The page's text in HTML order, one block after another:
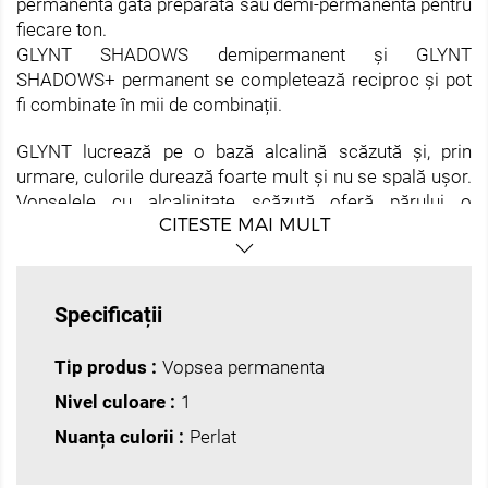
permanentă gata preparată sau demi-permanentă pentru
fiecare ton.
GLYNT SHADOWS demipermanent și GLYNT
SHADOWS+ permanent se completează reciproc și pot
fi combinate în mii de combinații.
GLYNT lucrează pe o bază alcalină scăzută și, prin
urmare, culorile durează foarte mult și nu se spală ușor.
Vopselele cu alcalinitate scăzută oferă părului o
strălucire uimitoare.
• Toleranță excelentă la piele și păr (clientii vor
• Acoperire 100% a părului alb cu vopsea
permanentă și demipermanentă de la 1 la 4 tonuri
amestecate între ele.
• Vopsele permanente și demipermanente sunt
alcaline, conținutul de substanțe alcaline este de până la
CITESTE MAI MULT
Specificații
Tip produs : Vopsea permanenta
Nivel culoare : 1
Nuanța culorii : Perlat